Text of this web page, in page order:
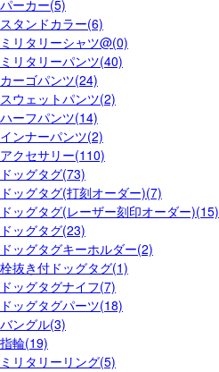
パーカー(5)
スタンドカラー(6)
ミリタリーシャツ@(0)
ミリタリーパンツ(40)
カーゴパンツ(24)
スウェットパンツ(2)
ハーフパンツ(14)
インナーパンツ(2)
アクセサリー(110)
ドッグタグ(73)
ドッグタグ(打刻オーダー)(7)
ドッグタグ(レーザー刻印オーダー)(15)
ドッグタグ(23)
ドッグタグキーホルダー(2)
栓抜き付ドッグタグ(1)
ドッグタグナイフ(7)
ドッグタグパーツ(18)
バングル(3)
指輪(19)
ミリタリーリング(5)